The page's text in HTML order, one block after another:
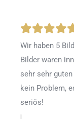
Wir haben 5
Bilder waren
sehr sehr
kein Problem,
seriös!